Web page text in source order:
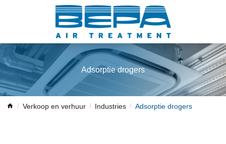
Adsorptie drogers
Verkoop en verhuur Industries Adsorptie drogers